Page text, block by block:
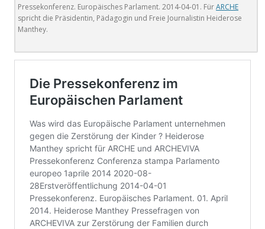
Pressekonferenz. Europäisches Parlament. 2014-04-01. FürARCHE
spricht die Präsidentin, Pädagogin und Freie Journalistin Heiderose
Manthey.